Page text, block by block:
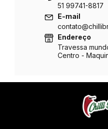
51 99741-8817
E-mail
Endereço
Travessa
Centro -